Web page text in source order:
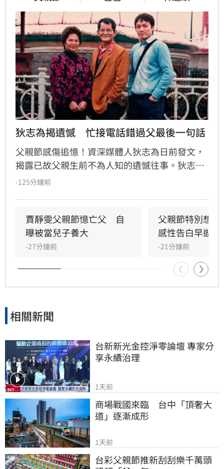
狄志為揭遺憾　忙接電話錯過父最後一句話
父親節感傷追憶！資深媒體人狄志為日前發文，
揭露已故父親生前不為人知的遺憾往事。狄志為
透露，父親一生以海為家，兩人相處時間極少，
在門外落淚。最讓狄志為心碎的是，當年陪病重
父親曬太陽時，自己因忙於接工作電話而忽視了
父親，沒想到那竟是父子最後的相處，父親回房
後便陷入永眠。這段錯過的對話成為他20年來心
中最深的遺憾，他以此感嘆，有些電話晚點接沒
關係，但錯過的親情與話語，可能再也無法挽
-125分鐘前
賈靜雯父親節憶亡父　自
曝被當兒子養大
-27分鐘前
父親節特別想
感性告白早逝父
-21分鐘前
相關新聞
台新新光金控淨零論壇 專家分
享永續治理
1天前
商場戰國來臨　台中「頂奢大
道」逐漸成形
1天前
台彩父親節推新刮刮樂千萬頭